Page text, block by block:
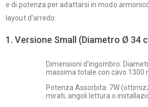
e di potenza per adattarsi in modo
layout d'arredo:
1. Versione Small (Diametro Ø 34
Dimensioni d'ingombro:
massima totale con cavo 1300
Potenza Assorbita: 7W
mirati, angoli lettura o